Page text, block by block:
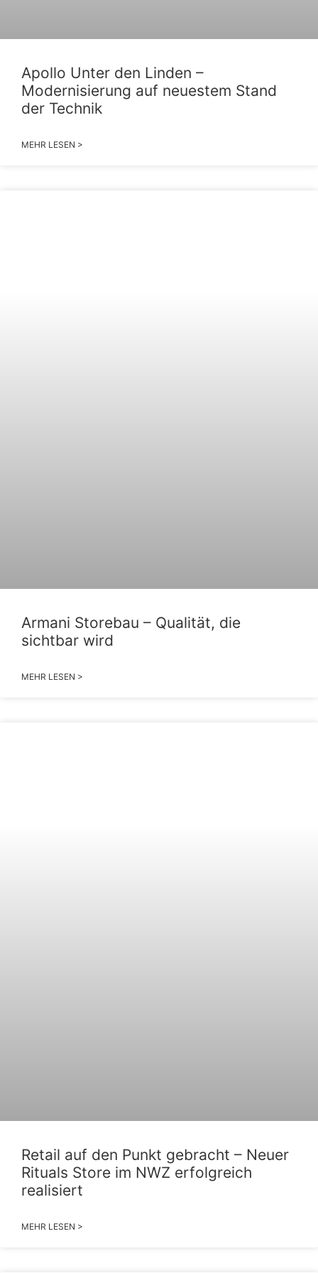
Apollo Unter den Linden –
Modernisierung auf neuestem Stand
der Technik
MEHR LESEN >
Armani Storebau – Qualität, die
sichtbar wird
MEHR LESEN >
Retail auf den Punkt gebracht – Neuer
Rituals Store im NWZ erfolgreich
realisiert
MEHR LESEN >